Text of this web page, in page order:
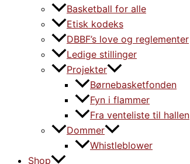
Basketball for alle
Etisk kodeks
DBBF’s love og reglementer
Ledige stillinger
Projekter
Børnebasketfonden
Fyn i flammer
Fra venteliste til hallen
Dommer
Whistleblower
Shop